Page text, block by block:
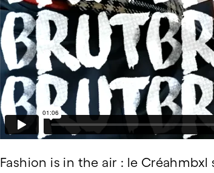
Fashion is in the air : le